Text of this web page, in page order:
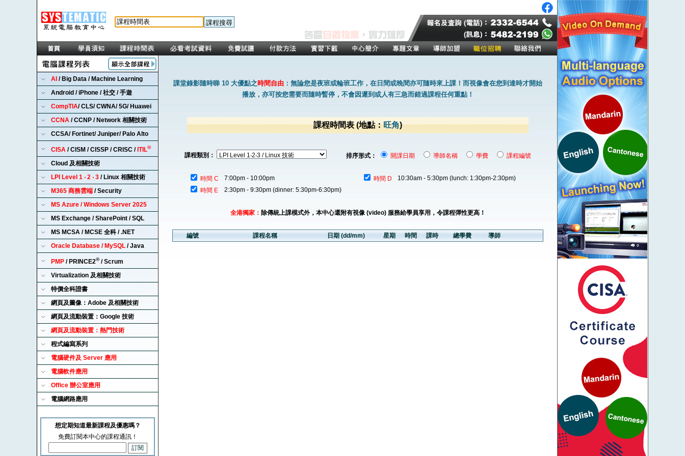
AI / Big Data / Machine Learning
Android / iPhone / 社交 / 手遊
CompTIA/ CLS/ CWNA/ 5G/ Huawei
CCNA / CCNP / Network 相關技術
CCSA/ Fortinet/ Juniper/ Palo Alto
CISA / CISM / CISSP / CRISC / ITIL®
Cloud 及相關技術
LPI Level 1 ‧ 2 ‧ 3 / Linux 相關技術
M365 商務雲端 / Security
MS Azure / Windows Server 2025
MS Exchange / SharePoint / SQL
MS MCSA / MCSE 全科 / .NET
Oracle Database / MySQL / Java
PMP / PRINCE2®/ Scrum
Virtualization 及相關技術
特價全科證書
網頁及圖像：Adobe 及相關技術
網頁及流動裝置：Google 技術
網頁及流動裝置：熱門技術
程式編寫系列
電腦硬件及 Server 應用
電腦軟件應用
Office 辦公室應用
電腦網路應用
想定期知道最新課程及優惠嗎？
免費訂閱本中心的課程通訊！
課堂錄影隨時睇 10 大優點之時間自由 ：無論您是夜班或輪班工作，在日間或晚間亦可隨時來上課！而視像會在您到達時才開始
播放，亦可按您需要而隨時暫停，不會因遲到或人有三急而錯過課程任何重點！
課程時間表(地點：旺角)
課程類別： 排序形式： 開課日期 導師名稱 學費 課程編號
時間 C 7:00pm - 10:00pm 時間 D
10:30am - 5:30pm (lunch: 1:30pm-2:30pm)
時間 E
2:30pm - 9:30pm (dinner: 5:30pm-6:30pm)
全港獨家： 除傳統上課模式外，本中心還附有視像 (video) 服務給學員享用，令課程彈性更高！
編號 課程名稱 日期 (dd/mm) 星期 時間 課時 總學費 導師